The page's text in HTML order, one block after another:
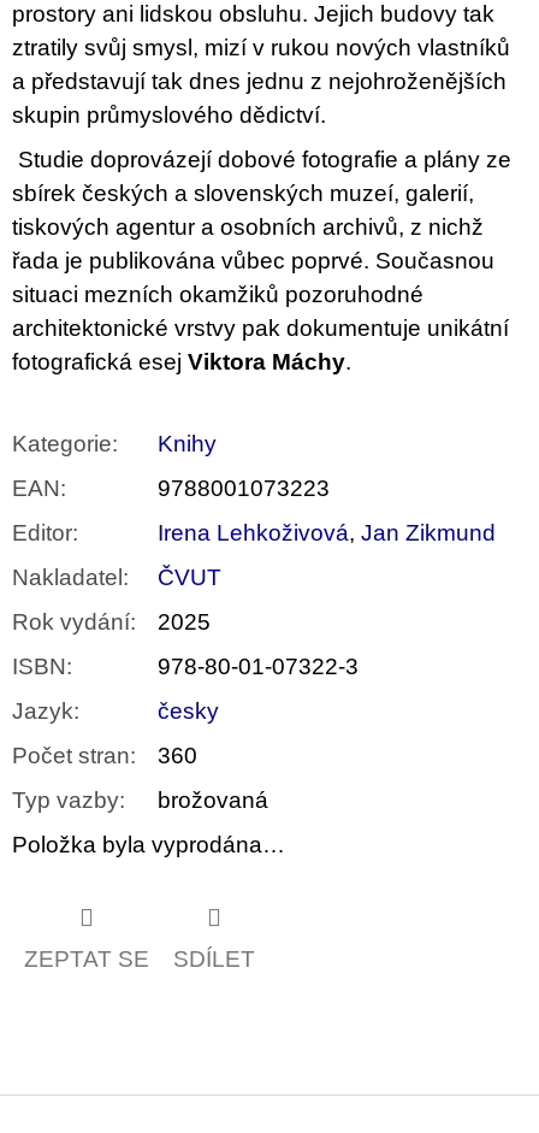
prostory ani lidskou obsluhu. Jejich budovy tak
ztratily svůj smysl, mizí v rukou nových vlastníků
a představují tak dnes jednu z nejohroženějších
skupin průmyslového dědictví.
Studie doprovázejí dobové fotografie a plány ze
sbírek českých a slovenských muzeí, galerií,
tiskových agentur a osobních archivů, z nichž
řada je publikována vůbec poprvé. Současnou
situaci mezních okamžiků pozoruhodné
architektonické vrstvy pak dokumentuje unikátní
fotografická esej Viktora Máchy.
Kategorie:
Knihy
EAN:
9788001073223
Editor: Irena Lehkoživová, Jan Zikmund
Nakladatel :
ČVUT
Rok vydání:
2025
ISBN:
978-80-01-07322-3
Jazyk:
česky
Počet stran:
360
Typ vazby:
brožovaná
Položka byla vyprodána…
ZEPTAT SE SDÍLET